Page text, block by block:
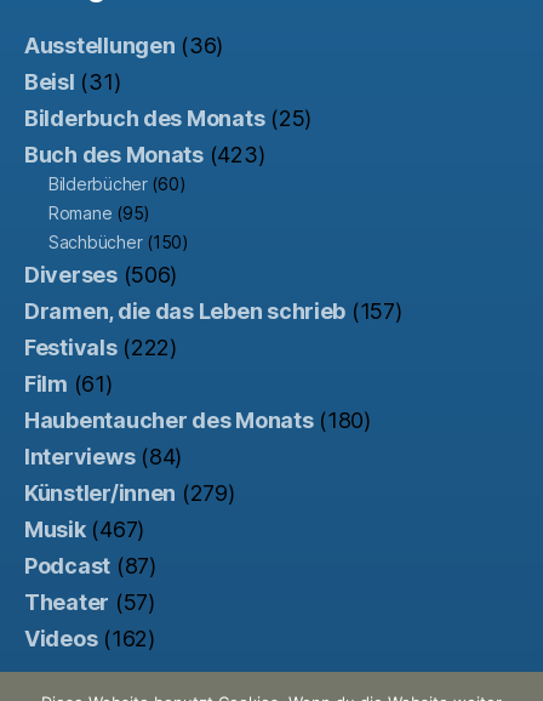
Ausstellungen (36)
Beisl (31)
Bilderbuch des Monats(25)
Buch des Monats(423)
Bilderbücher(60)
Romane (95)
Sachbücher(150)
Diverses(506)
Dramen, die das Leben schrieb (157)
Festivals(222)
Film (61)
Haubentaucher des Monats(180)
Interviews(84)
Künstler/innen (279)
Musik(467)
Podcast (87)
Theater (57)
Videos(162)